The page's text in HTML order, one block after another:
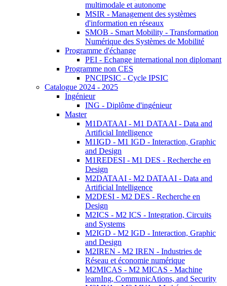
multimodale et autonome
MSIR - Management des systèmes
d'information en réseaux
SMOB - Smart Mobility - Transformation
Numérique des Systèmes de Mobilité
Programme d'échange
PEI - Echange international non diplomant
Programme non CES
PNCIPSIC - Cycle IPSIC
Catalogue 2024 - 2025
Ingénieur
ING - Diplôme d'ingénieur
Master
M1DATAAI - M1 DATAAI - Data and
Artificial Intelligence
M1IGD - M1 IGD - Interaction, Graphic
and Design
M1REDESI - M1 DES - Recherche en
Design
M2DATAAI - M2 DATAAI - Data and
Artificial Intelligence
M2DESI - M2 DES - Recherche en
Design
M2ICS - M2 ICS - Integration, Circuits
and Systems
M2IGD - M2 IGD - Interaction, Graphic
and Design
M2IREN - M2 IREN - Industries de
Réseau et économie numérique
M2MICAS - M2 MICAS - Machine
learnIng, CommunicAtions, and Security